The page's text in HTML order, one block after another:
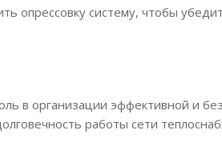
опрессовку систему, чтобы
в организации эффективной и
работы сети